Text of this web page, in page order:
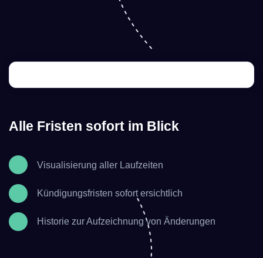
Alle Fristen sofort im Blick
Visualisierung aller Laufzeiten
Kündigungsfristen sofort ersichtlich
Historie zur Aufzeichnung von Änderungen